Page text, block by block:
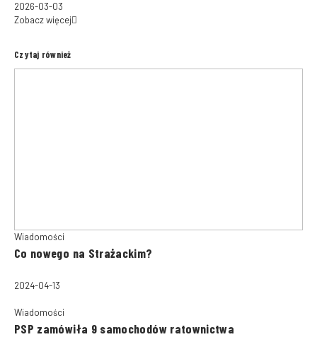
2026-03-03
Zobacz więcej
Czytaj również
Wiadomości
Co nowego na Strażackim?
2024-04-13
Wiadomości
PSP zamówiła 9 samochodów ratownictwa